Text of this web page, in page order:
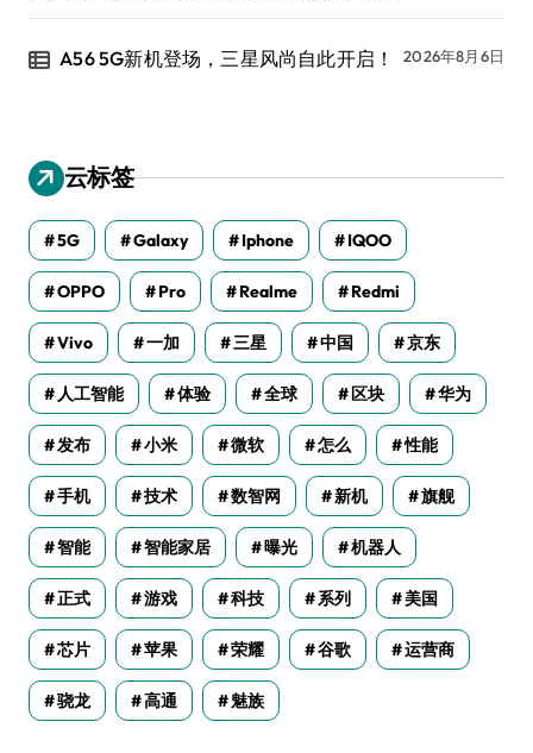
A56 5G新机登场，三星风尚自此开启！ 2026年8月6日
云标签
5G Galaxy Iphone IQOO
OPPO Pro Realme Redmi
Vivo 一加 三星 中国 京东
人工智能 体验 全球 区块 华为
发布 小米 微软 怎么 性能
手机 技术 数智网 新机 旗舰
智能 智能家居 曝光 机器人
正式 游戏 科技 系列 美国
芯片 苹果 荣耀 谷歌 运营商
骁龙 高通 魅族